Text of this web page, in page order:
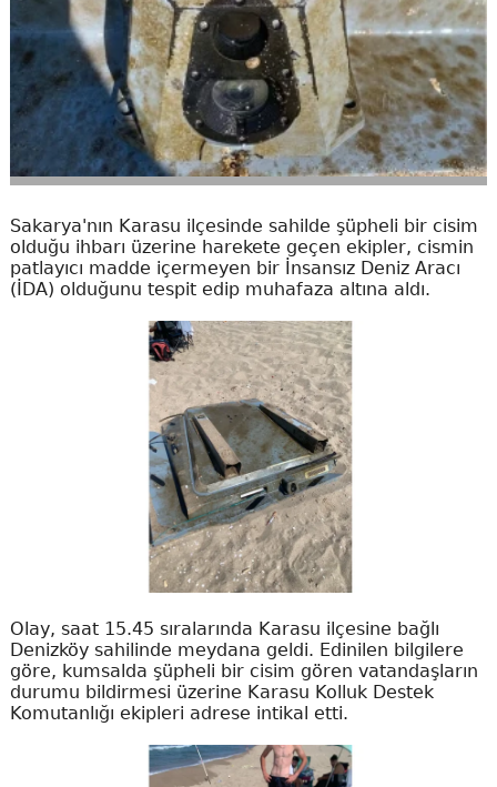
Sakarya'nın Karasu ilçesinde sahilde şüpheli bir cisim
olduğu ihbarı üzerine harekete geçen ekipler, cismin
patlayıcı madde içermeyen bir İnsansız Deniz Aracı
(İDA) olduğunu tespit edip muhafaza altına aldı.
Olay, saat 15.45 sıralarında Karasu ilçesine bağlı
Denizköy sahilinde meydana geldi. Edinilen bilgilere
göre, kumsalda şüpheli bir cisim gören vatandaşların
durumu bildirmesi üzerine Karasu Kolluk Destek
Komutanlığı ekipleri adrese intikal etti.